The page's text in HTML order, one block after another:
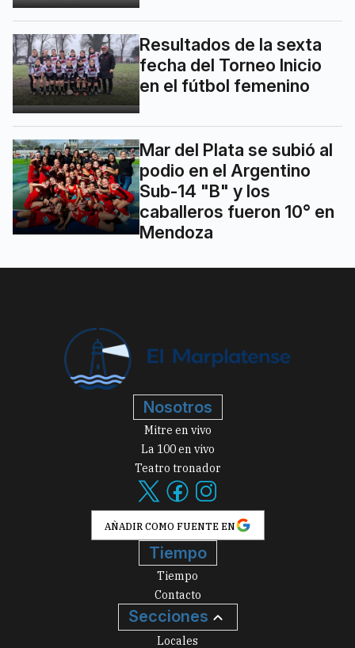
Resultados de la sexta
fecha del Torneo Inicio
en el fútbol femenino
Mar del Plata se subió al
podio en el Argentino
Sub-14 "B" y los
caballeros fueron 10° en
Mendoza
Nosotros
Mitre en vivo
La 100 en vivo
Teatro tronador
AÑADIR COMO FUENTE EN
Tiempo
Tiempo
Contacto
Secciones
Locales